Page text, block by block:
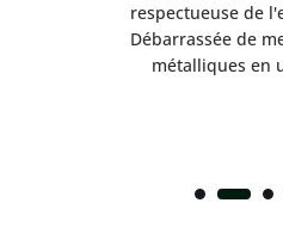
respectueuse de
Débarrassée de
métalliques en